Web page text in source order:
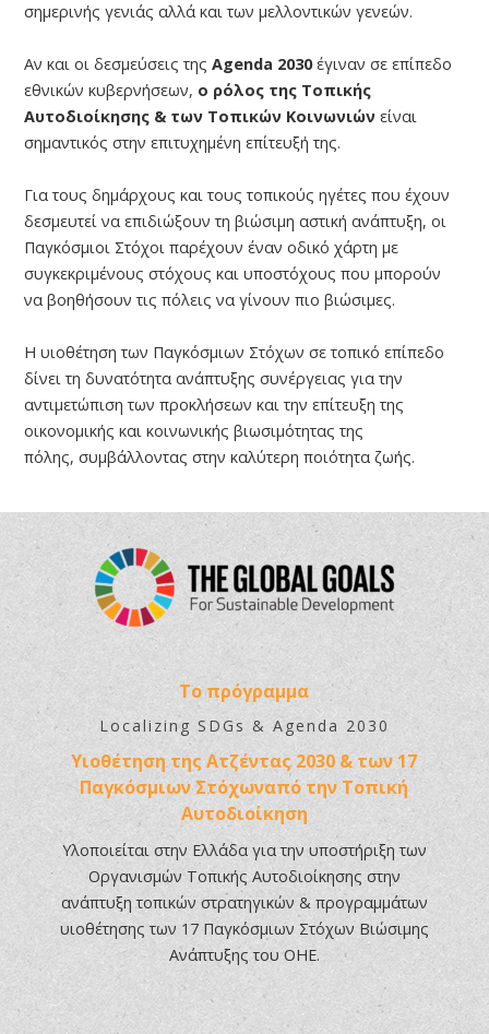
σημερινής γενιάς αλλά και των μελλοντικών γενεών.
Αν και οι δεσμεύσεις τηςAgenda 2030έγιναν σε επίπεδο
εθνικών κυβερνήσεων, ο ρόλος της Τοπικής
Αυτοδιοίκησης & των Τοπικών Κοινωνιών είναι
σημαντικός στην επιτυχημένη επίτευξή της.
Για τους δημάρχους και τους τοπικούς ηγέτες που έχουν
δεσμευτεί να επιδιώξουν τη βιώσιμη αστική ανάπτυξη, οι
Παγκόσμιοι Στόχοι παρέχουν έναν οδικό χάρτη με
συγκεκριμένους στόχους και υποστόχους που μπορούν
να βοηθήσουν τις πόλεις να γίνουν πιο βιώσιμες.
Η υιοθέτηση των Παγκόσμιων Στόχων σε τοπικό επίπεδο
δίνει τη δυνατότητα ανάπτυξης συνέργειας για την
αντιμετώπιση των προκλήσεων και την επίτευξη της
οικονομικής και κοινωνικής βιωσιμότητας της
πόλης, συμβάλλοντας στην καλύτερη ποιότητα ζωής.
Το πρόγραμμα
Localizing SDGs & Agenda 2030
Υιοθέτηση της Ατζέντας 2030 & των 17
Παγκόσμιων Στόχωναπό την Τοπική
Aυτοδιοίκηση
Yλοποιείται στην Ελλάδα για την υποστήριξη των
Οργανισμών Τοπικής Αυτοδιοίκησης στην
ανάπτυξη τοπικών στρατηγικών & προγραμμάτων
υιοθέτησης των 17 Παγκόσμιων Στόχων Βιώσιμης
Ανάπτυξης του ΟΗΕ.